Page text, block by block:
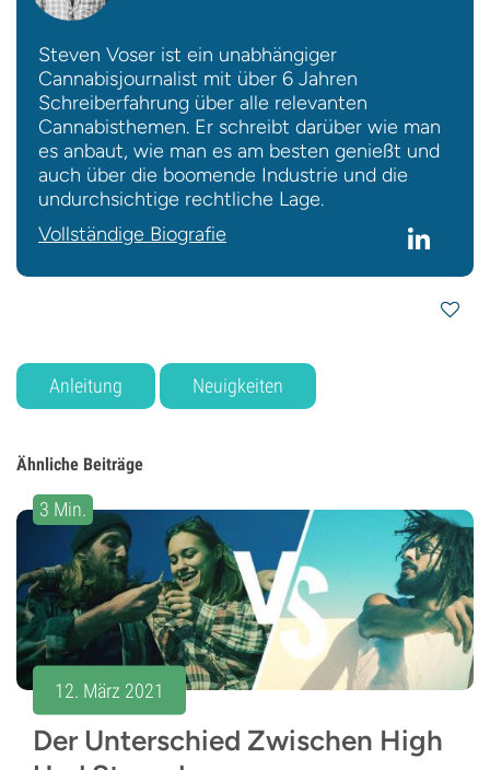
Steven Voser ist ein unabhängiger
Cannabisjournalist mit über 6 Jahren
Schreiberfahrung über alle relevanten
Cannabisthemen. Er schreibt darüber wie man
es anbaut, wie man es am besten genießt und
auch über die boomende Industrie und die
undurchsichtige rechtliche Lage.
Vollständige Biografie
Anleitung Neuigkeiten
Ähnliche Beiträge
3 Min.
12. März 2021
Der Unterschied Zwischen High